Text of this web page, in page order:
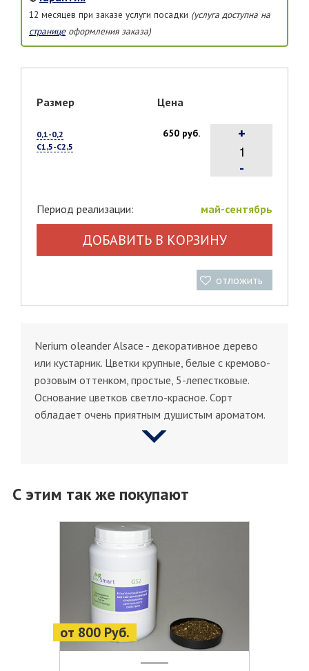
12 месяцев при заказе услуги посадки (услуга доступна на
страницеоформления заказа)
Размер Цена
0,1-0,2
С1,5-С2,5
650 руб.
-
+
Период реализации: май-сентябрь
ДОБАВИТЬ В КОРЗИНУ
отложить
Nerium oleander Alsace - декоративное дерево
или кустарник. Цветки крупные, белые с кремово-
розовым оттенком, простые, 5-лепестковые.
Основание цветков светло-красное. Сорт
обладает очень приятным душистым ароматом.
С этим так же покупают
от 800 Руб.